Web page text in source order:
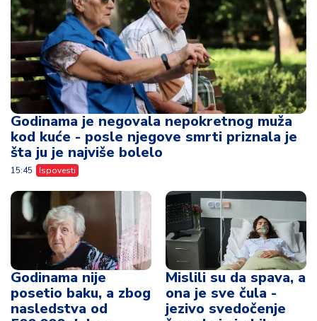
Godinama je negovala nepokretnog muža
kod kuće - posle njegove smrti priznala je
šta ju je najviše bolelo
15:45 Ispovesti
Godinama nije
posetio baku, a zbog
nasledstva od
Mislili su da spava, a
ona je sve čula -
jezivo svedočenje